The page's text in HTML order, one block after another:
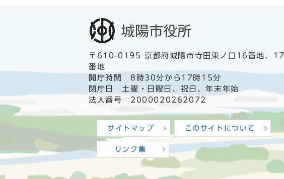
〒610-0195 京都府城陽市寺田東ノ口16番地、17
番地
開庁時間 8時30分から17時15分
閉庁日 土曜・日曜日、祝日、年末年始
法人番号 2000020262072
サイトマップ このサイトについて
リンク集